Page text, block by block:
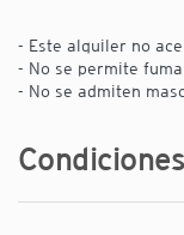
- Este alquiler no
- No se permite
- No se admiten